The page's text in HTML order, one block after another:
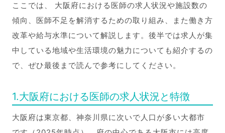
ここでは、 大阪府における医師の求人状況や施設数の
傾向、医師不足を解消するための取り組み、また働き方
改革や給与水準について解説します。後半では求人が集
中している地域や生活環境の魅力についても紹介するの
で、ぜひ最後まで読んで参考にしてください。
1.大阪府における医師の求人状況と特徴
大阪府は東京都、神奈川県に次いで人口が多い大都市